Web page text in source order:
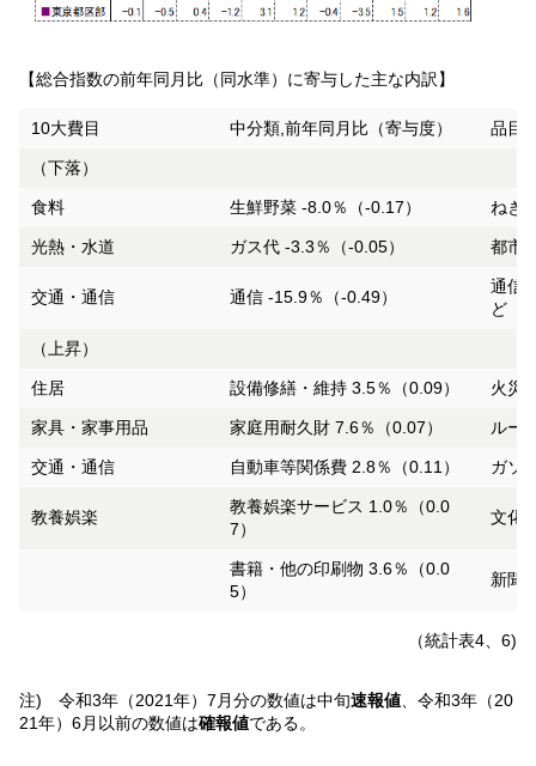
【総合指数の前年同月比（同水準）に寄与した主な内訳】
10大費目 中分類,前年同月比（寄与度） 品目,
（下落）
食料 生鮮野菜 -8.0％（-0.17） ねぎ
光熱・水道 ガス代 -3.3％（-0.05） 都市
交通・通信 通信 -15.9％（-0.49）
通信
ど
（上昇）
住居 設備修繕・維持 3.5％（0.09） 火災
家具・家事用品 家庭用耐久財 7.6％（0.07） ルー
交通・通信 自動車等関係費 2.8％（0.11） ガソ
教養娯楽
教養娯楽サービス 1.0％（0.0
7）
文化
書籍・他の印刷物 3.6％（0.0
5）
新聞
（統計表4、6)
注) 令和3年（2021年）7月分の数値は中旬速報値、令和3年（20
21年）6月以前の数値は確報値である。